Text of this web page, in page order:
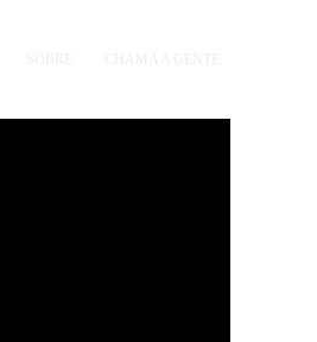
SOBRE CHAMA A GENTE